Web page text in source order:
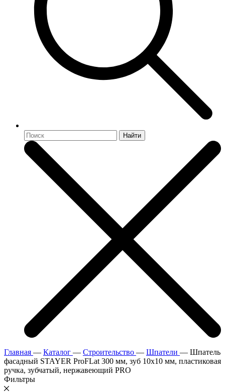
Найти
Главная — Каталог — Строительство — Шпатели — Шпатель
фасадный STAYER ProFLat 300 мм, зуб 10х10 мм, пластиковая
ручка, зубчатый, нержавеющий PRO
Фильтры